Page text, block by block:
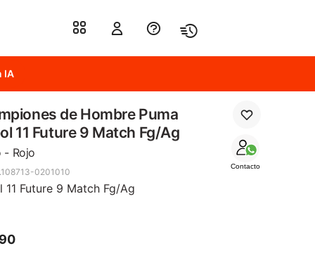
IA
de Hombre Puma
11 Future 9 Match Fg/Ag
- Rojo
Contacto
0201010
11 Future 9 Match Fg/Ag